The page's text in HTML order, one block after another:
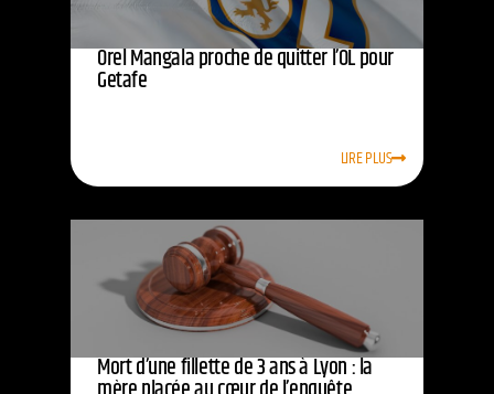
Orel Mangala proche de quitter l’OL pour
Getafe
LIRE PLUS
Mort d’une fillette de 3 ans à Lyon : la